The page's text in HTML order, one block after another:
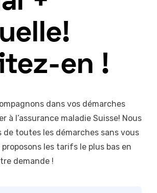
en !
dans vos démarches
à l’assurance maladie Suisse! Nous
de toutes les démarches sans vous
proposons les tarifs le plus bas en
demande !